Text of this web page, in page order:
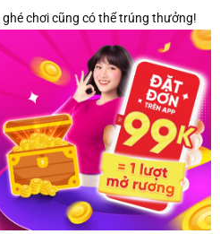
chơi cũng có thể trúng thưởng!